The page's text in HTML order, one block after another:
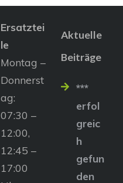
Ersatztei
le
Montag –
Donnerst
ag:
07:30 –
12:00,
12:45 –
17:00
Aktuelle
Beiträge
***
erfol
greic
h
gefun
den